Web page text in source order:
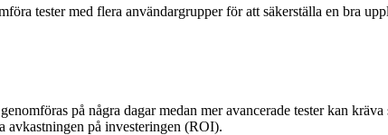
tester med flera användargrupper för att säkerställa en bra
på några dagar medan mer avancerade tester kan
avkastningen på investeringen (ROI).